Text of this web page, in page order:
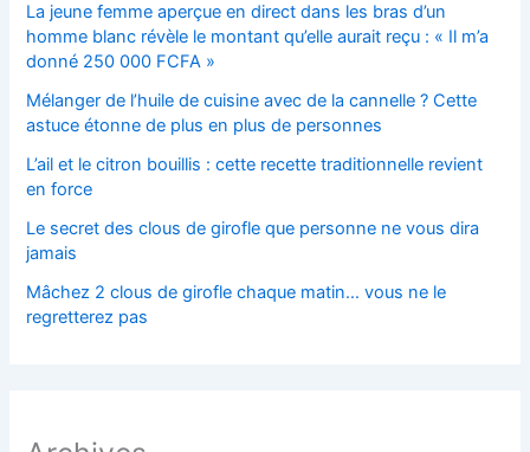
La jeune femme aperçue en direct dans les bras d’un
homme blanc révèle le montant qu’elle aurait reçu : « Il m’a
donné 250 000 FCFA »
Mélanger de l’huile de cuisine avec de la cannelle ? Cette
astuce étonne de plus en plus de personnes
L’ail et le citron bouillis : cette recette traditionnelle revient
en force
Le secret des clous de girofle que personne ne vous dira
jamais
Mâchez 2 clous de girofle chaque matin… vous ne le
regretterez pas